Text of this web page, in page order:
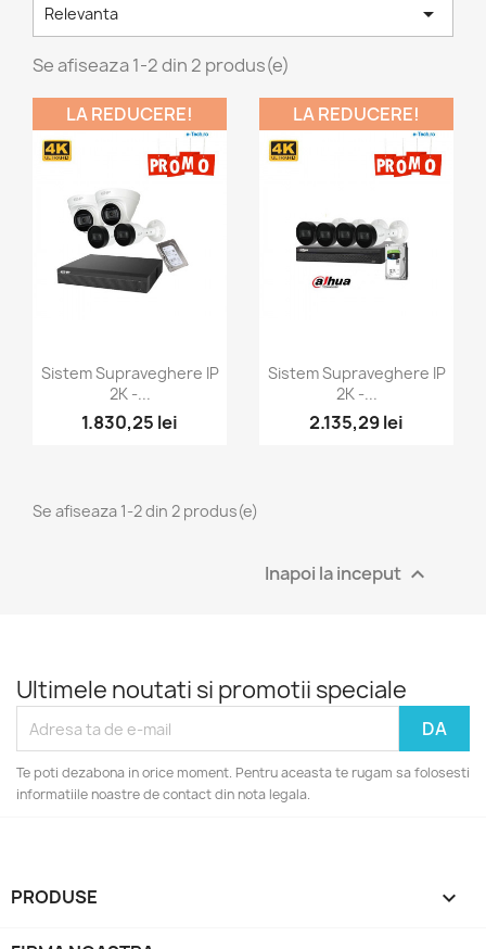
Relevanta 
Se afiseaza 1-2 din 2 produs(e)
Vizualizare rapida
Sistem Supraveghere IP
2K -...
1.830,25 lei
LA REDUCERE!
Vizualizare rapida
Sistem Supraveghere IP
2K -...
2.135,29 lei
LA REDUCERE!
Se afiseaza 1-2 din 2 produs(e)
Inapoi la inceput 
Ultimele noutati si promotii speciale
Te poti dezabona in orice moment. Pentru aceasta te rugam sa folosesti
informatiile noastre de contact din nota legala.
PRODUSE 